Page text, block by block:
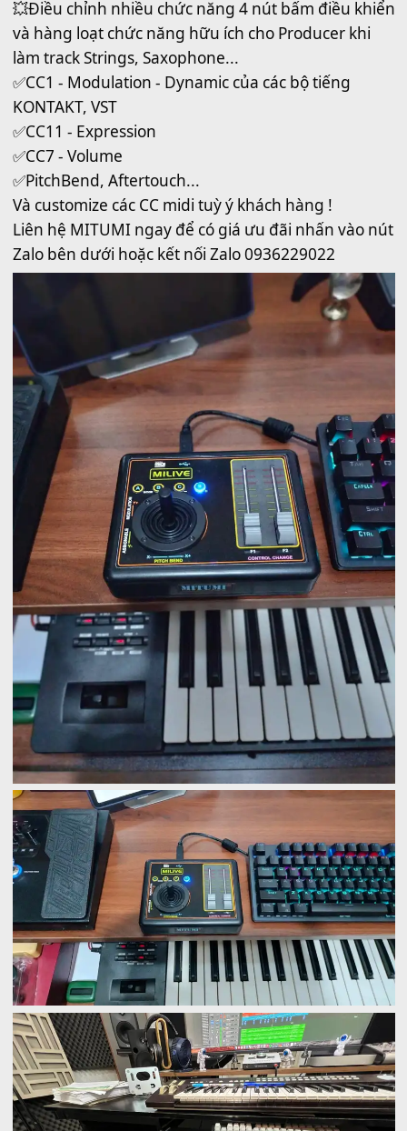
Bend MTP-5F studioFader hiện đã nâng cấp lên
phiên bản PRO năm 2024 với 4 nút nhấn riêng
mang đến cho bạn một
nghiệm thực sự tuyệt vời khi làm nhạc cụ dân
tộc và các bản phối có Strings của dòng POP
ballad
Năm 2024 cũng là năm Kỉ niệm 10 năm thương
hiệu MITUMI
👉CHÀO ĐÓN THƯƠNG HIỆU MILIVE
💥Bộ đôi sản phẩm hot nhất phòng thu âm
đến từ MILIVE sản xuất bởi Nhạc Cụ Mitumi với
10.000 khách hàng và hơn 100 Producer danh
đang sử dụng !
✅#MTP_5F studioFader 4 chức năng chọn
sản xuất 2024
✅#MTP_4F StudioFader bản cũ 2018
👉Kết nối nhanh mọi phần mềm làm nhạc như
SONAR, CUBASE, FL Studio, StudioOne....
bộ
KONTAKT, VSTi phổ biến trong lĩnh vực hòa âm
khí
qua cổng USB cực kì bền chắc.
👉Kết nối được với đàn có hỗ trợ MIDI 5 chân và
MIDI USB như MODX, KORG Pa4x, MONTAGE....
💥Điều chỉnh nhiều chức năng 4 nút bấm điều
và hàng loạt chức năng hữu ích cho Producer
làm track Strings, Saxophone...
✅CC1 - Modulation - Dynamic của các bộ tiếng
KONTAKT, VST
✅CC11 - Expression
✅CC7 - Volume
✅PitchBend, Aftertouch...
Và customize các CC midi tuỳ ý khách hàng !